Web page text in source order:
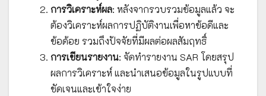
การวิเคราะห์ผล: หลังจากรวบรวมข้อมูลแล้ว จะ
ต้องวิเคราะห์ผลการปฏิบัติงานเพื่อหาข้อดีและ
ข้อด้อย รวมถึงปัจจัยที่มีผลต่อผลสัมฤทธิ์
การเขียนรายงาน: จัดทำรายงาน SAR โดยสรุป
ผลการวิเคราะห์ และนำเสนอข้อมูลในรูปแบบที่
ชัดเจนและเข้าใจง่าย